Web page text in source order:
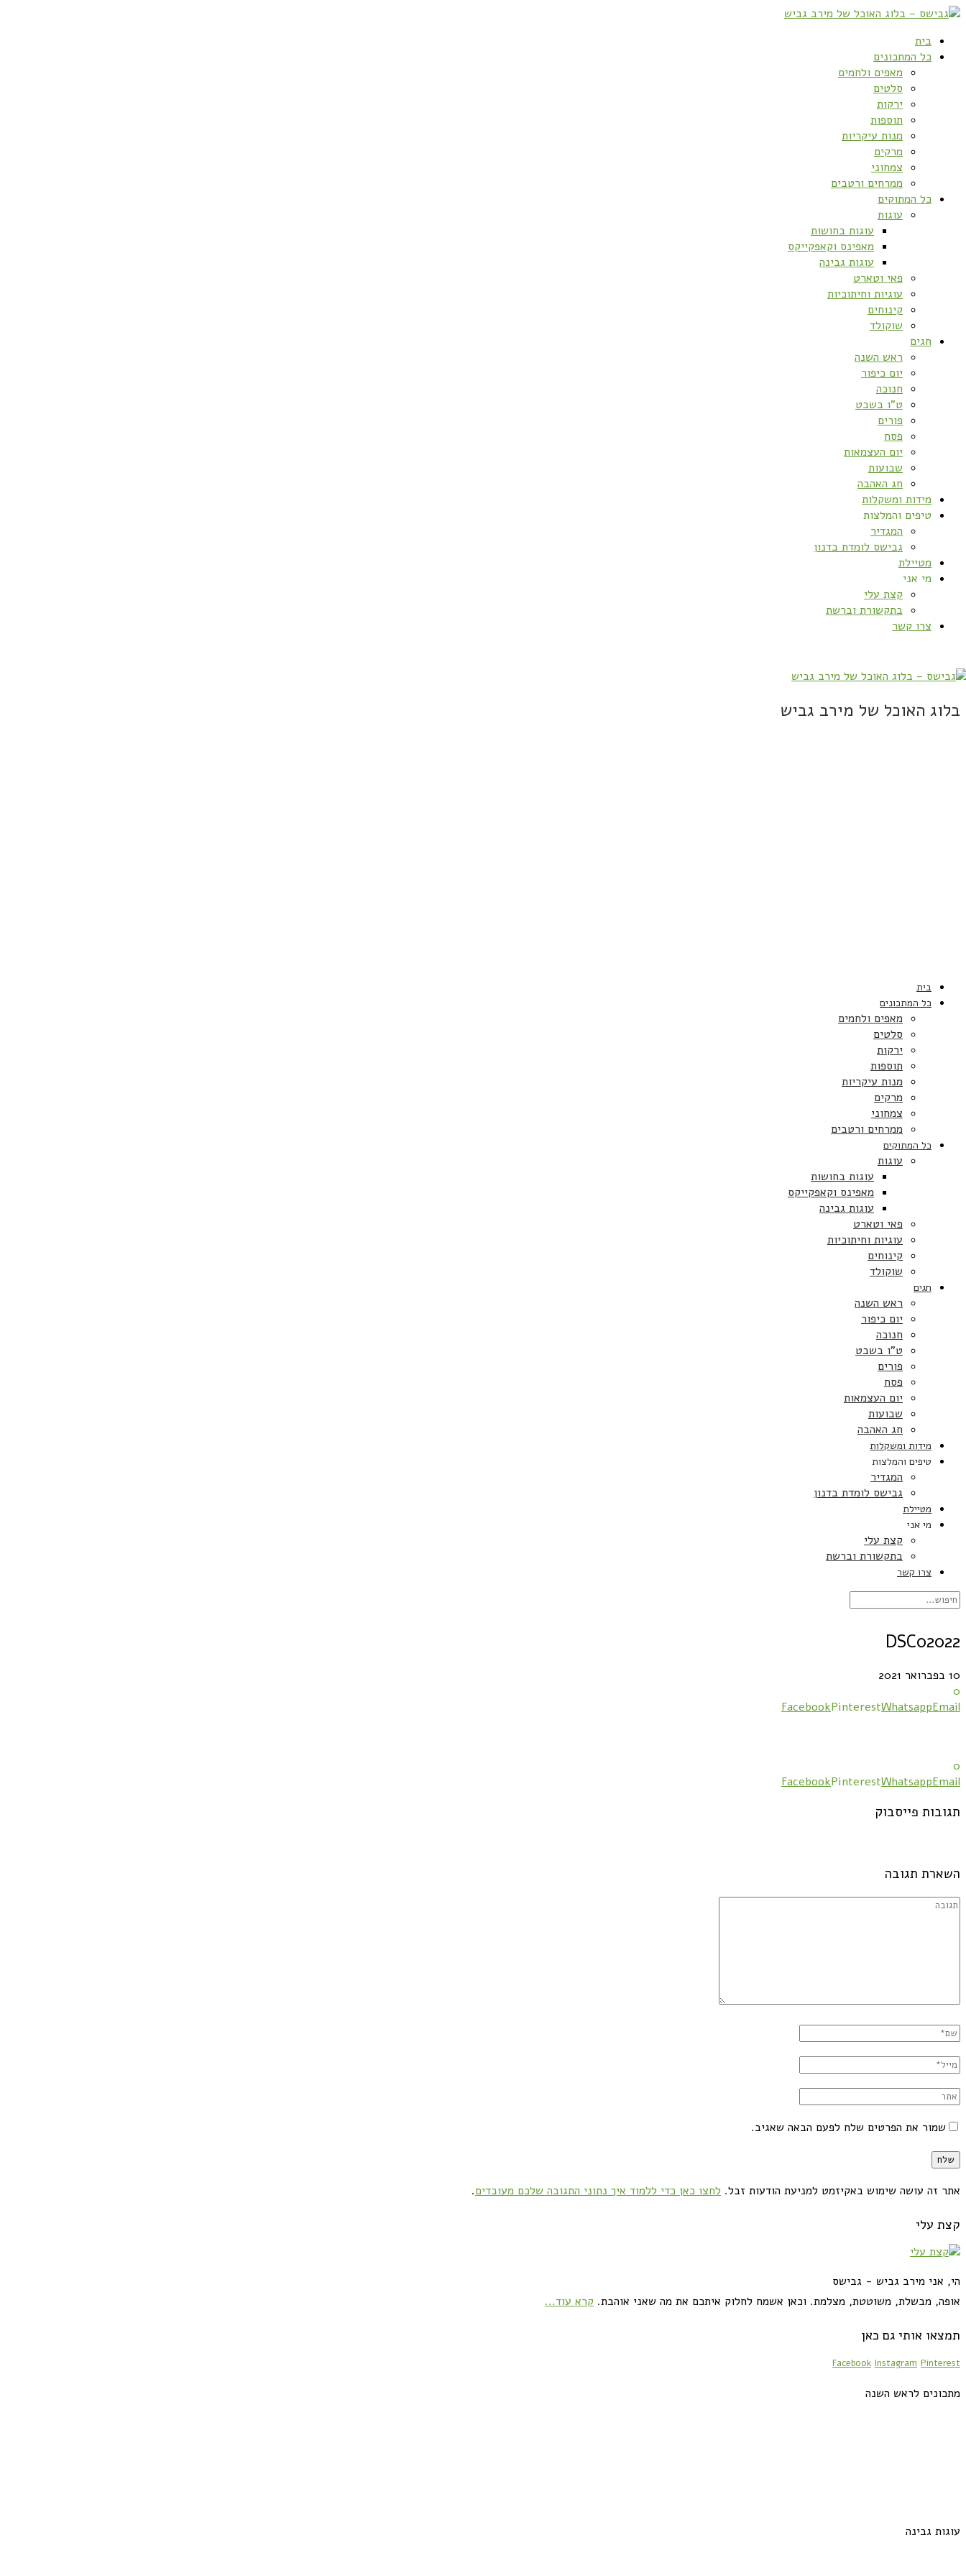
בית
כל המתכונים
מאפים ולחמים
סלטים
ירקות
תוספות
מנות עיקריות
מרקים
צמחוני
ממרחים ורטבים
כל המתוקים
עוגות
עוגות בחושות
מאפינס וקאפקייקס
עוגות גבינה
פאי וטארט
עוגיות וחיתוכיות
קינוחים
שוקולד
חגים
ראש השנה
יום כיפור
חנוכה
ט”ו בשבט
פורים
פסח
יום העצמאות
שבועות
חג האהבה
מידות ומשקלות
טיפים והמלצות
המגדיר
גבישס לומדת בדנון
מטיילת
מי אני
קצת עלי
בתקשורת וברשת
צרו קשר
בלוג האוכל של מירב גביש
בית
כל המתכונים
מאפים ולחמים
סלטים
ירקות
תוספות
מנות עיקריות
מרקים
צמחוני
ממרחים ורטבים
כל המתוקים
עוגות
עוגות בחושות
מאפינס וקאפקייקס
עוגות גבינה
פאי וטארט
עוגיות וחיתוכיות
קינוחים
שוקולד
חגים
ראש השנה
יום כיפור
חנוכה
ט”ו בשבט
פורים
פסח
יום העצמאות
שבועות
חג האהבה
מידות ומשקלות
טיפים והמלצות
המגדיר
גבישס לומדת בדנון
מטיילת
מי אני
קצת עלי
בתקשורת וברשת
צרו קשר
DSC02022
10 בפברואר 2021
0
FacebookPinterestWhatsappEmail
0
FacebookPinterestWhatsappEmail
תגובות פייסבוק
השארת תגובה
שמור את הפרטים שלח לפעם הבאה שאגיב.
אתר זה עושה שימוש באקיזמט למניעת הודעות זבל. לחצו כאן כדי ללמוד איך נתוני התגובה שלכם מעובדים.
קצת עלי
הי, אני מירב גביש - גבישס
אופה, מבשלת, משוטטת, מצלמת. וכאן אשמח לחלוק איתכם את מה שאני אוהבת. קרא עוד...
תמצאו אותי גם כאן
Facebook Instagram Pinterest
מתכונים לראש השנה
עוגות גבינה